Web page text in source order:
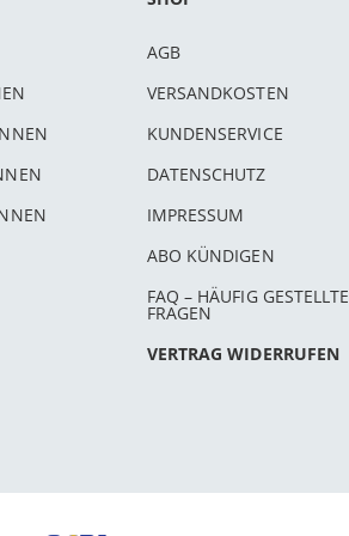
AGB
VERSANDKOSTEN
KUNDENSERVICE
DATENSCHUTZ
IMPRESSUM
ABO KÜNDIGEN
FAQ – HÄUFIG GESTELLTE
FRAGEN
VERTRAG WIDERRUFEN